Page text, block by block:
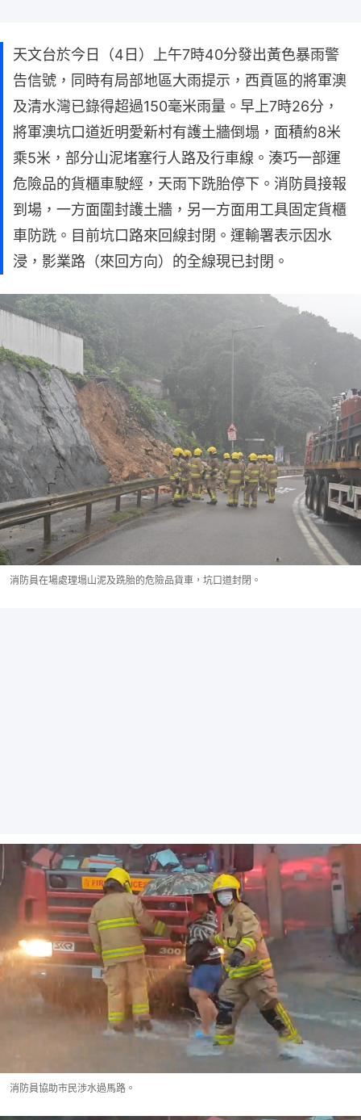
天文台於今日（4日）上午7時40分發出黃色暴雨警
告信號，同時有局部地區大雨提示，西貢區的將軍澳
及清水灣已錄得超過150毫米雨量。早上7時26分，
將軍澳坑口道近明愛新村有護土牆倒塌，面積約8米
乘5米，部分山泥堵塞行人路及行車線。湊巧一部運
危險品的貨櫃車駛經，天雨下跣胎停下。消防員接報
到場，一方面圍封護土牆，另一方面用工具固定貨櫃
車防跣。目前坑口路來回線封閉。運輸署表示因水
浸，影業路（來回方向）的全線現已封閉。
消防員在場處理塌山泥及跣胎的危險品貨車，坑口道封閉。
消防員協助巿民涉水過馬路。